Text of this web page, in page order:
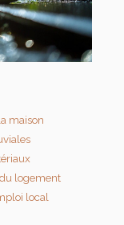
maison
logement
local